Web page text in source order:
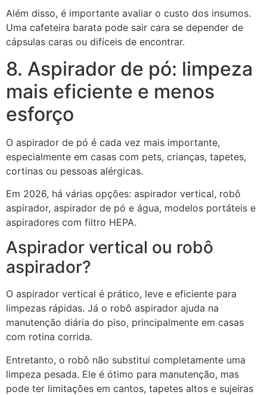
Além disso, é importante avaliar o custo dos insumos.
Uma cafeteira barata pode sair cara se depender de
cápsulas caras ou difíceis de encontrar.
8. Aspirador de pó: limpeza
mais eficiente e menos
esforço
O aspirador de pó é cada vez mais importante,
especialmente em casas com pets, crianças, tapetes,
cortinas ou pessoas alérgicas.
Em 2026, há várias opções: aspirador vertical, robô
aspirador, aspirador de pó e água, modelos portáteis e
aspiradores com filtro HEPA.
Aspirador vertical ou robô
aspirador?
O aspirador vertical é prático, leve e eficiente para
limpezas rápidas. Já o robô aspirador ajuda na
manutenção diária do piso, principalmente em casas
com rotina corrida.
Entretanto, o robô não substitui completamente uma
limpeza pesada. Ele é ótimo para manutenção, mas
pode ter limitações em cantos, tapetes altos e sujeiras